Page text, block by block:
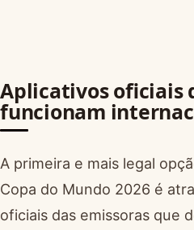
Aplicativos oficiais
funcionam
A primeira e mais legal
Copa do Mundo 2026 é
oficiais das emissoras que